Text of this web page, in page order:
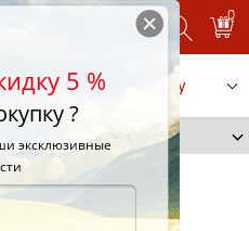
0
Заказать услугу
5 %
?
эксклюзивные